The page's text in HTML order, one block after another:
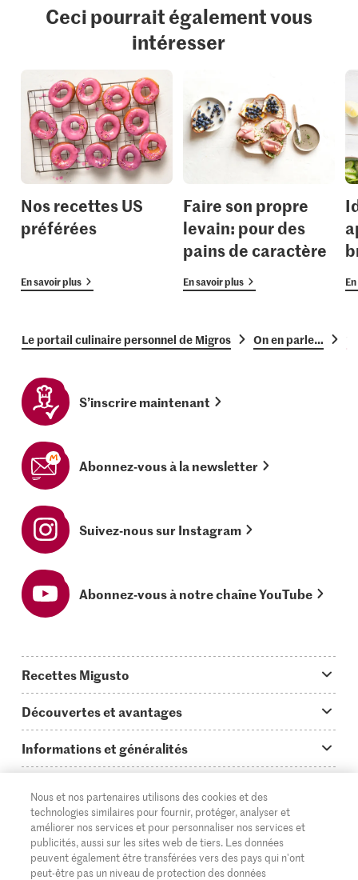
Ceci pourrait également vous
intéresser
Nos recettes US
préférées
En savoir plus
Faire son propre
levain: pour des
pains de caractère
En savoir plus
Le portail culinaire personnel de Migros On en parle…
S’inscrire maintenant
Abonnez-vous à la newsletter
Suivez-nous sur Instagram
Abonnez-vous à notre chaîne YouTube
Recettes Migusto
Idées de menus
Plats principaux
Simple & vite prêt
Apéritif
Préparations au four
Découvertes et avantages
On en parle...
Tutoriels
Glossaire des ingrédients
Login Migusto
Informations et généralités
Questions concernant Migusto
Cuisiner avec Migusto
Service clientèle & contact
Publicité
Supermarché
Migros Online
DE FR IT
Nous et nos partenaires utilisons des cookies et des
technologies similaires pour fournir, protéger, analyser et
améliorer nos services et pour personnaliser nos services et
publicités, aussi sur les sites web de tiers. Les données
peuvent également être transférées vers des pays qui n'ont
peut-être pas un niveau de protection des données